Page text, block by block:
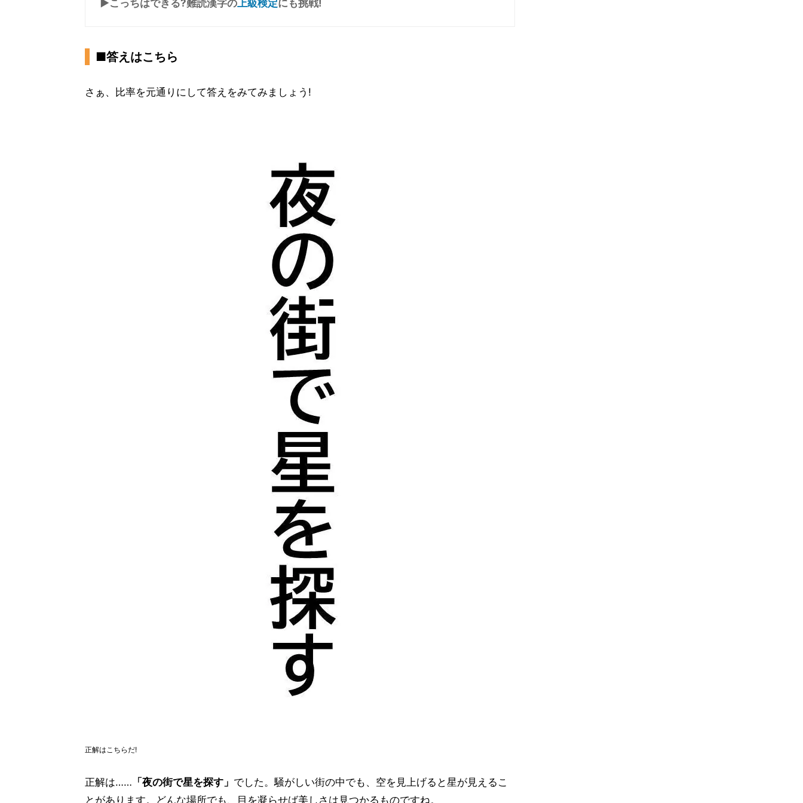
▶こっちはできる?難読漢字の上級検定にも挑戦!
■答えはこちら
さぁ、比率を元通りにして答えをみてみましょう!
正解はこちらだ!
正解は…… 「夜の街で星を探す」 でした。騒がしい街の中でも、空を見上げると星が見えるこ
とがあります。どんな場所でも、目を凝らせば美しさは見つかるものですね。